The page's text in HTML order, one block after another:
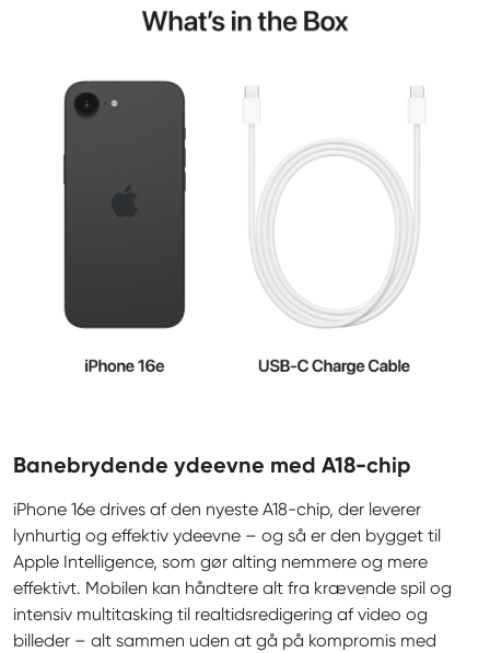
Banebrydende ydeevne med A18-chip
iPhone 16e drives af den nyeste A18-chip, der leverer
lynhurtig og effektiv ydeevne – og så er den bygget til
Apple Intelligence, som gør alting nemmere og mere
effektivt. Mobilen kan håndtere alt fra krævende spil og
intensiv multitasking til realtidsredigering af video og
billeder – alt sammen uden at gå på kompromis med